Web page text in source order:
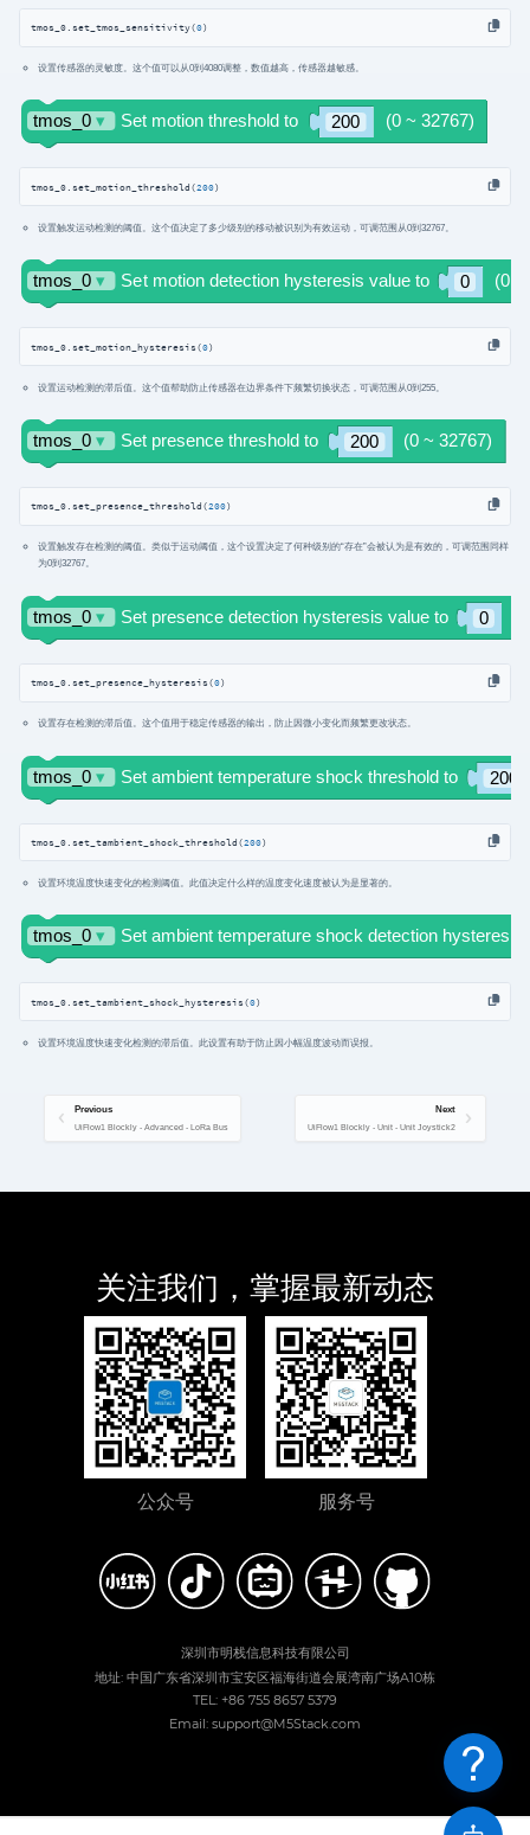
tmos_0.set_tmos_sensitivity(0)
设置传感器的灵敏度。这个值可以从0到4080调整，数值越高，传感器越敏感。
tmos_0.set_motion_threshold(200)
设置触发运动检测的阈值。这个值决定了多少级别的移动被识别为有效运动，可调范围从0到32767。
tmos_0.set_motion_hysteresis(0)
设置运动检测的滞后值。这个值帮助防止传感器在边界条件下频繁切换状态，可调范围从0到255。
tmos_0.set_presence_threshold(200)
设置触发存在检测的阈值。类似于运动阈值，这个设置决定了何种级别的“存在”会被认为是有效的，可调范围同样
为0到32767。
tmos_0.set_presence_hysteresis(0)
设置存在检测的滞后值。这个值用于稳定传感器的输出，防止因微小变化而频繁更改状态。
tmos_0.set_tambient_shock_threshold(200)
设置环境温度快速变化的检测阈值。此值决定什么样的温度变化速度被认为是显著的。
tmos_0.set_tambient_shock_hysteresis(0)
设置环境温度快速变化检测的滞后值。此设置有助于防止因小幅温度波动而误报。
Previous
UiFlow1 Blockly - Advanced - LoRa Bus
Next
UiFlow1 Blockly - Unit - Unit Joystick2
关注我们，掌握最新动态
公众号 服务号
深圳市明栈信息科技有限公司
地址: 中国广东省深圳市宝安区福海街道会展湾南广场A10栋
TEL: +86 755 8657 5379
Email: support@M5Stack.com